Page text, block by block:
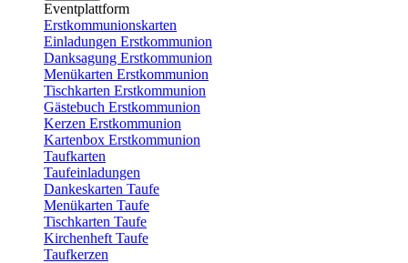
Eventplattform
Erstkommunionskarten
Einladungen Erstkommunion
Danksagung Erstkommunion
Menükarten Erstkommunion
Tischkarten Erstkommunion
Gästebuch Erstkommunion
Kerzen Erstkommunion
Kartenbox Erstkommunion
Taufkarten
Taufeinladungen
Dankeskarten Taufe
Menükarten Taufe
Tischkarten Taufe
Kirchenheft Taufe
Taufkerzen